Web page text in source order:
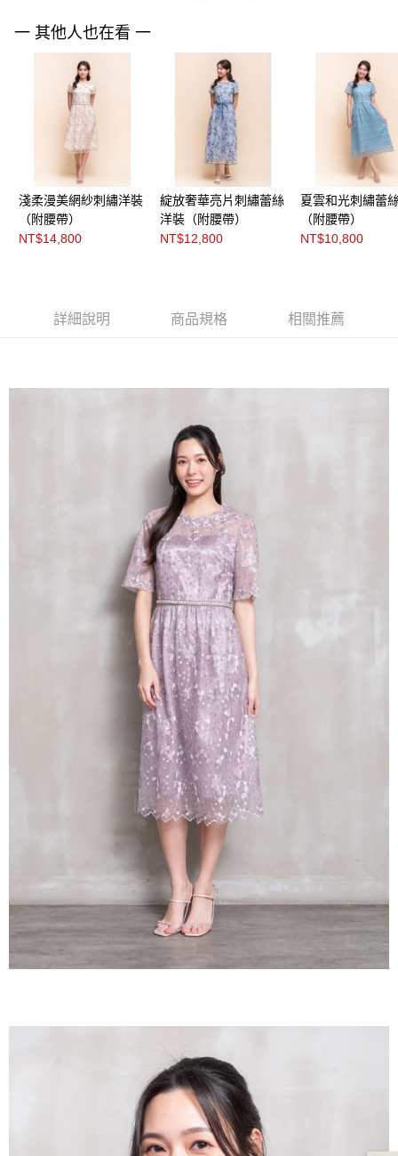
請求用戶進行身份認證。
恩沛科技股份有限公司將有權停止該用戶之使用額度並採取法律行動。
一 其他人也在看 一
淺柔漫美網紗刺繡洋裝
（附腰帶）
NT$14,800
綻放奢華亮片刺繡蕾絲
洋裝（附腰帶）
NT$12,800
夏雲和光刺繡蕾
（附腰帶）
NT$10,800
詳細說明 商品規格 相關推薦